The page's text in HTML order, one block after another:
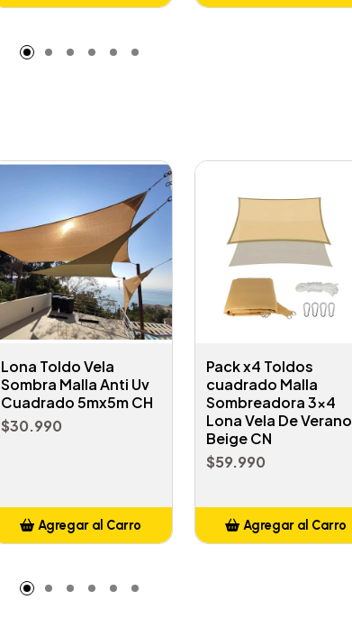
Lona Toldo Vela
Sombra Malla Anti Uv
Cuadrado 5mx5m CH
$30.990
Agregar al Carro
Pack x4 Toldos
cuadrado Malla
Sombreadora 3x4
Lona Vela De Verano
Beige CN
$59.990
Agregar al Carro